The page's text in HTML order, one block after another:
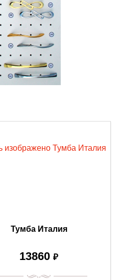
Тумба Италия
13860 ₽